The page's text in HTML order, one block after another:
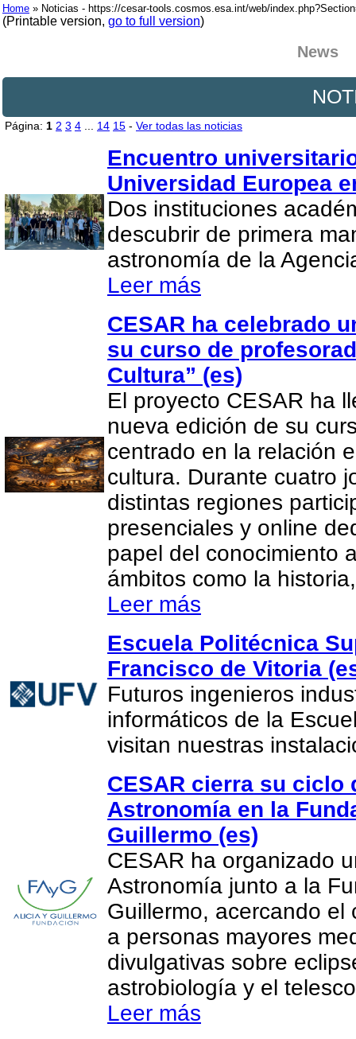
Home » Noticias - https://cesar-tools.cosmos.esa.int/web/
(Printable version, go to full version)
News
Página: 1 2 3 4 14 15 - Ver todas las noticias
Encuentro
Universidad Europea
Dos instituciones
descubrir de primera
astronomía de la
Leer más
CESAR ha celebrado
su curso de
Cultura” (es)
El proyecto CESAR ha
nueva edición de su
centrado en la relación
cultura. Durante cuatro
distintas regiones
presenciales y online
papel del conocimiento
ámbitos como la
Leer más
Escuela Politécnica
Francisco de Vitoria
Futuros ingenieros
informáticos de la
visitan nuestras
CESAR cierra su ciclo
Astronomía en la
Guillermo (es)
CESAR ha organizado
Astronomía junto a la
Guillermo, acercando
a personas mayores
divulgativas sobre
astrobiología y el
Leer más